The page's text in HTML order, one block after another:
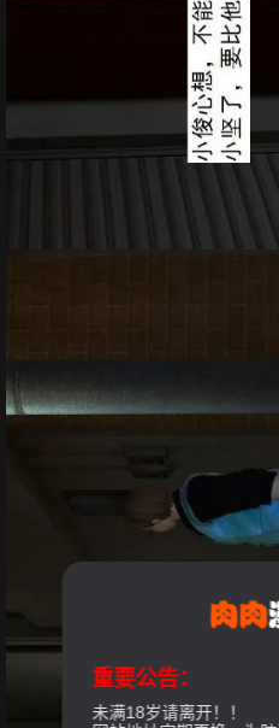
重要公告：
未满18岁请离开！！